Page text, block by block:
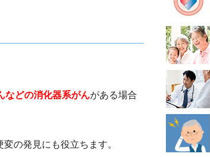
などの消化器系がんがある場合
の発見にも役立ちます。